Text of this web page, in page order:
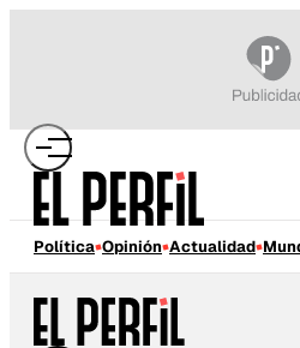
Política Opinión Actualidad